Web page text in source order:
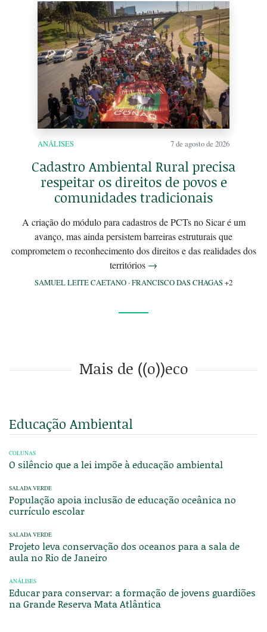
ANÁLISES 7 de agosto de 2026
Cadastro Ambiental Rural precisa
respeitar os direitos de povos e
comunidades tradicionais
A criação do módulo para cadastros de PCTs no Sicar é um
avanço, mas ainda persistem barreiras estruturais que
comprometem o reconhecimento dos direitos e das realidades dos
territórios →
SAMUEL LEITE CAETANO ·FRANCISCO DAS CHAGAS+2
Mais de ((o))eco
Educação Ambiental
COLUNAS
O silêncio que a lei impõe à educação ambiental
SALADA VERDE
População apoia inclusão de educação oceânica no
currículo escolar
SALADA VERDE
Projeto leva conservação dos oceanos para a sala de
aula no Rio de Janeiro
ANÁLISES
Educar para conservar: a formação de jovens guardiões
na Grande Reserva Mata Atlântica